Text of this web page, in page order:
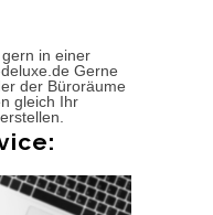
in einer
Gerne
der Büroräume
gleich Ihr